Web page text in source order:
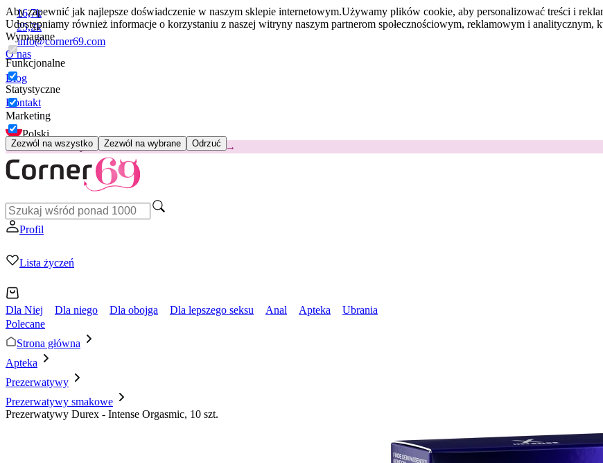
Aby zapewnić jak najlepsze doświadczenie w naszym sklepie internetowym.Używamy plików cookie, aby personalizować treści i
Udostępniamy również informacje o korzystaniu z naszej witryny naszym partnerom społecznościowym, reklamowym i analitycznym,
Wymagane
Funkcjonalne
Statystyczne
Marketing
Zezwól na wszystko Zezwól na wybrane Odrzuć
16,7k
25,2k
info@corner69.com
O nas
Blog
Kontakt
Polski
😽Svakom Klitty: 65 zł TANIEJKod: KLITTY →
Profil
Lista życzeń
Dla Niej Dla niego Dla obojga Dla lepszego seksu Anal Apteka
Ubrania
Polecane
Strona główna
Apteka
Prezerwatywy
Prezerwatywy smakowe
Prezerwatywy Durex - Intense Orgasmic, 10 szt.